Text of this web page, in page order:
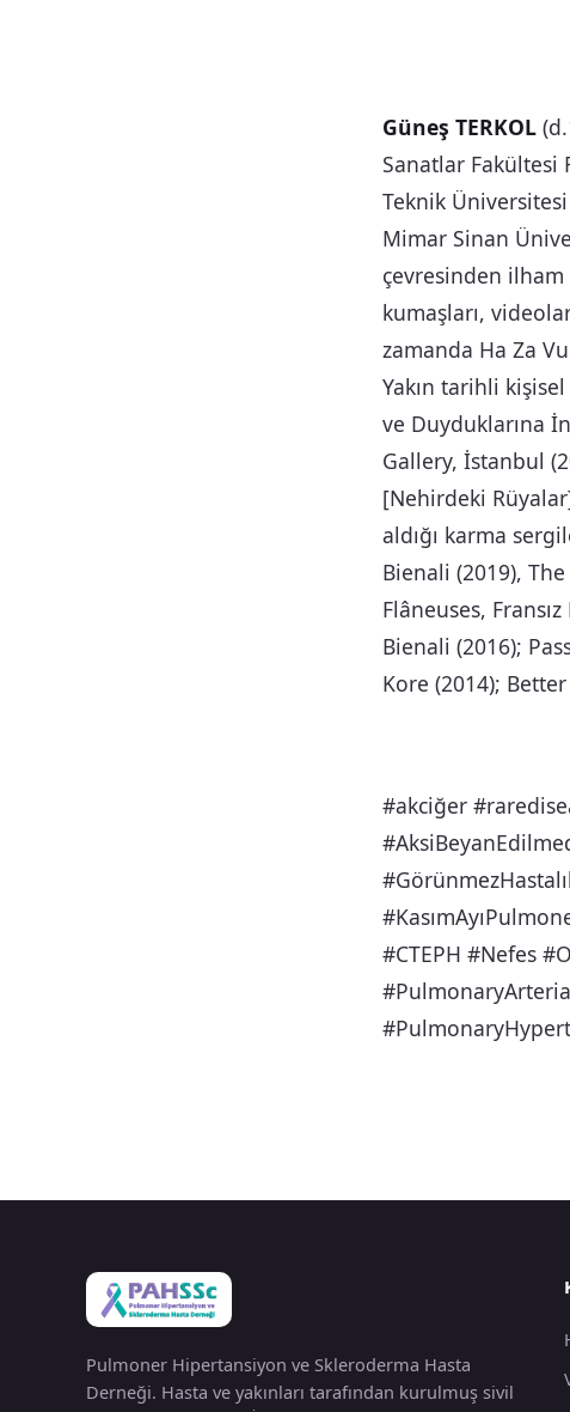
Güneş TERKOL
Sanatlar Fakültesi
Teknik Üniversitesi
Mimar Sinan
çevresinden ilham
kumaşları,
zamanda Ha Za
Yakın tarihli
ve Duyduklarına
Gallery, İstanbul
[Nehirdeki
aldığı karma
Bienali (2019),
Flâneuses,
Bienali (2016);
Kore (2014);
#akciğer
#CTEPH #Nefes
Pulmoner Hipertansiyon ve Skleroderma Hasta
Derneği. Hasta ve yakınları tarafından kurulmuş sivil